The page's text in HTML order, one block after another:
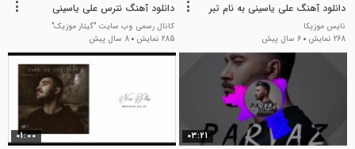
دانلود آهنگ علی یاسینی به نام تبر
نایس موزیکا
268 نمایش
6 سال پیش
دانلود آهنگ نترس علی یاسینی
کانال رسمی وب سایت "گیتار موزیک"
285 نمایش
8 سال پیش
03:21
01:00